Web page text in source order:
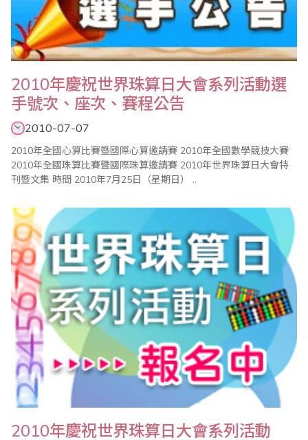
2010年慶祝世界珠算日大會系列活動選
手號次、座次、賽程公告
2010-07-07
2010年全國心算比賽暨國際心算邀請賽 2010年全國數學競技大賽
2010年全國珠算比賽暨國際珠算邀請賽 2010年世界珠算日大會特
刊暨文集 時間 2010年7月25日（星期日） ..
2010年慶祝世界珠算日大會系列活動